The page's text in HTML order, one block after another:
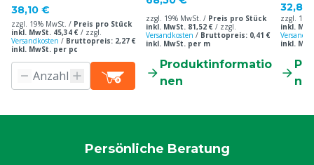
Bolzen, 20 Stück
38,10 €
zzgl. 19% MwSt. / Preis pro Stück
inkl. MwSt. 45,34 € / zzgl.
Versandkosten / Bruttopreis: 2,27 €
inkl. MwSt. per pc
zzgl. 19% MwSt. / Preis pro Stück
inkl. MwSt. 81,52 € / zzgl.
Versandkosten / Bruttopreis: 0,41 €
inkl. MwSt. per m
Produktinformatio
nen
32,80
zzgl.
inkl.
inkl.
Persönliche Beratung